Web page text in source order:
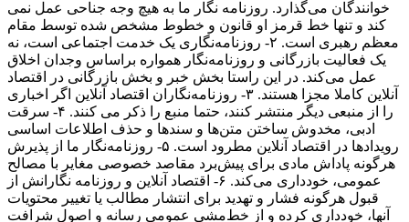
خوانندگان می‌گذارد. روزنامه نگار ما به هیچ وجه جناحی عمل نمی
کند و تنها خط قرمز او قانون و خطوط مشخص شده توسط مقام
معظم رهبری است. ۲- روزنامه‌نگاری یک خدمت اجتماعی است، نه
یک فعالیت بازرگانی و روزنامه‌نگار همواره براساس وجدان اخلاق
عمل می‌کند. در این راستا بخش خبر و بخش بازرگانی در اقتصاد
آنلاین کاملا مجزا هستند. ۳- روزنامه‌نگاران اقتصاد آنلاین اگر اخباری
را از منبعی دیگر منتشر کنند، حتما منبع را ذکر می کنند. ۴- سرقت
ادبی، مخدوش ساختن متن‌ها و سندها و حذف اطلاعات اساسی
رویدادها در اقتصاد آنلاین مطرود است. ۵- روزنامه‌نگار ما از پذیرش
هرگونه پاداش مادی برای پیش‌برد مقاصد خصوصی مغایر با مصالح
عمومی، خودداری می‌کند. ۶- اقتصاد آنلاین و روزنامه نگارانش از
قبول هرگونه فشار و تهدید برای انتشار مطالب یا تغییر محتویات
آنها، خودداری کرده و از خط‌مشی عمومی رسانه و اصول شرافت